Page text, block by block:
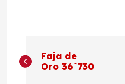
a
Faja de
Oro 36`730